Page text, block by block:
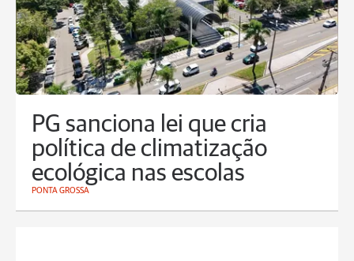
PG sanciona lei que cria
política de climatização
ecológica nas escolas
PONTA GROSSA